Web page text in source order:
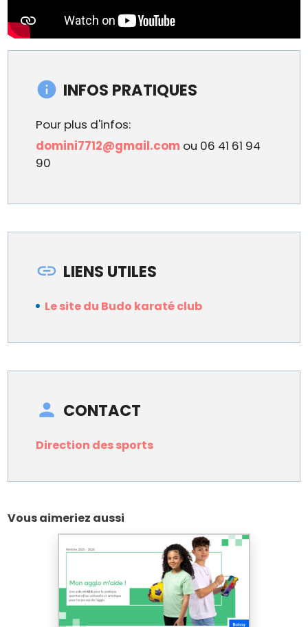
INFOS PRATIQUES
Pour plus d'infos:
domini7712@gmail.com ou 06 41 61 94
90
LIENS UTILES
Le site du Budo karaté club
CONTACT
Direction des sports
Vous aimeriez aussi